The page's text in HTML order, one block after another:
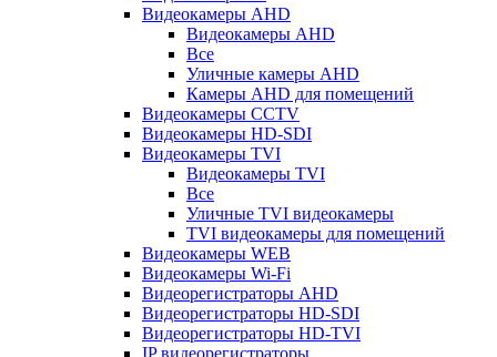
Видеокамеры AHD
Видеокамеры AHD
Все
Уличные камеры AHD
Камеры AHD для помещений
Видеокамеры CCTV
Видеокамеры HD-SDI
Видеокамеры TVI
Видеокамеры TVI
Все
Уличные TVI видеокамеры
TVI видеокамеры для помещений
Видеокамеры WEB
Видеокамеры Wi-Fi
Видеорегистраторы AHD
Видеорегистраторы HD-SDI
Видеорегистраторы HD-TVI
IP видеорегистраторы